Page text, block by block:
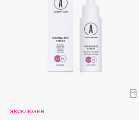
Boadicea The Victorious
BORK
эксклюзив